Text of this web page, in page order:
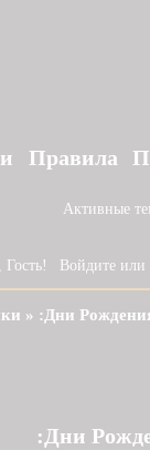
Правила
Активные
Гость! Войдите или
» :Дни
:Дни